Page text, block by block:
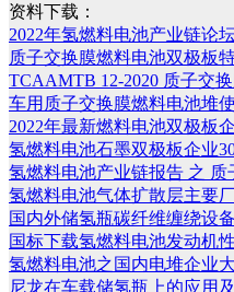
资料下载：
2022年氢燃料电池产业链论
质子交换膜燃料电池双极板
TCAAMTB 12-2020 质子交
车用质子交换膜燃料电池堆
2022年最新燃料电池双极板
氢燃料电池石墨双极板企业
氢燃料电池产业链报告 之 质
氢燃料电池气体扩散层主要
国内外储氢瓶碳纤维缠绕设
国标下载氢燃料电池发动机
氢燃料电池之国内电堆企业
尼龙在车载储氢瓶上的应用